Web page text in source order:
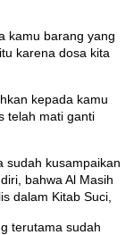
kamu barang yang
karena dosa kita
kepada kamu
telah mati ganti
sudah kusampaikan
bahwa Al Masih
dalam Kitab Suci,
terutama sudah